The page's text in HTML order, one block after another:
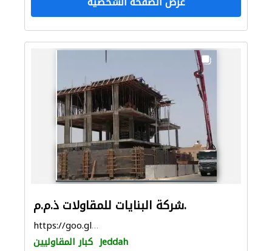
شركة البنايات للمقاولات ذ.م.م.
https://goo.gl/maps/h5g1nzNesYevyuA9A
كبار المقاوليين Jeddah